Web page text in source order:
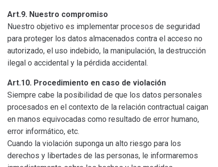
Art.9. Nuestro compromiso
Nuestro objetivo es implementar procesos de seguridad
para proteger los datos almacenados contra el acceso no
autorizado, el uso indebido, la manipulación, la destrucción
ilegal o accidental y la pérdida accidental.
Art.10. Procedimiento en caso de violación
Siempre cabe la posibilidad de que los datos personales
procesados en el contexto de la relación contractual caigan
en manos equivocadas como resultado de error humano,
error informático, etc.
Cuando la violación suponga un alto riesgo para los
derechos y libertades de las personas, le informaremos